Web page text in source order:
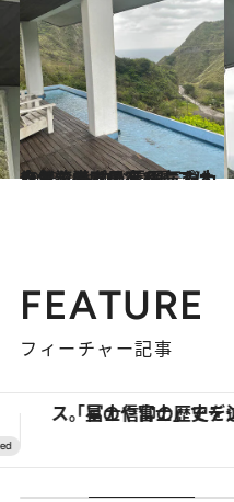
2023.10.1
今台湾でプチトリップに人気 レトロな雰囲気や大自然を満喫できる こだわりあふれる民宿4選
旅＆お出かけ
FEATURE
フィーチャー記事